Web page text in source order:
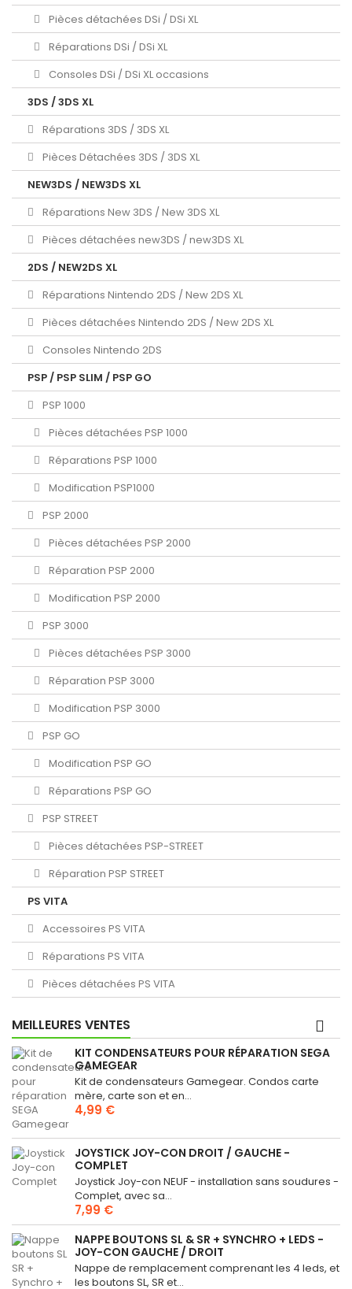
Pièces détachées DSi / DSi XL
Réparations DSi / DSi XL
Consoles DSi / DSi XL occasions
3DS / 3DS XL
Réparations 3DS / 3DS XL
Pièces Détachées 3DS / 3DS XL
NEW3DS / NEW3DS XL
Réparations New 3DS / New 3DS XL
Pièces détachées new3DS / new3DS XL
2DS / NEW2DS XL
Réparations Nintendo 2DS / New 2DS XL
Pièces détachées Nintendo 2DS / New 2DS XL
Consoles Nintendo 2DS
PSP / PSP SLIM / PSP GO
PSP 1000
Pièces détachées PSP 1000
Réparations PSP 1000
Modification PSP1000
PSP 2000
Pièces détachées PSP 2000
Réparation PSP 2000
Modification PSP 2000
PSP 3000
Pièces détachées PSP 3000
Réparation PSP 3000
Modification PSP 3000
PSP GO
Modification PSP GO
Réparations PSP GO
PSP STREET
Pièces détachées PSP-STREET
Réparation PSP STREET
PS VITA
Accessoires PS VITA
Réparations PS VITA
Pièces détachées PS VITA
MEILLEURES VENTES
KIT CONDENSATEURS POUR RÉPARATION SEGA
GAMEGEAR
Kit de condensateurs Gamegear. Condos carte
mère, carte son et en...
4,99 €
JOYSTICK JOY-CON DROIT / GAUCHE -
COMPLET
Joystick Joy-con NEUF - installation sans soudures -
Complet, avec sa...
7,99 €
NAPPE BOUTONS SL & SR + SYNCHRO + LEDS -
JOY-CON GAUCHE / DROIT
Nappe de remplacement comprenant les 4 leds, et
les boutons SL, SR et...